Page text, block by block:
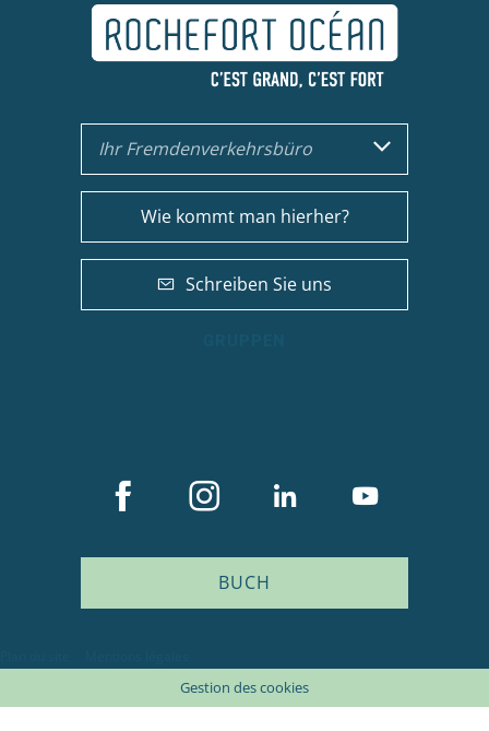
Ihr Fremdenverkehrsbüro
Wie kommt man hierher?
Schreiben Sie uns
BUCH
Gestion des cookies